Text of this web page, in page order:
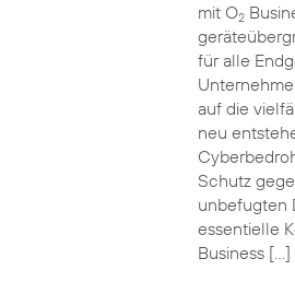
mit O2
für alle
auf die
neu
Schutz
unbefugten
essentielle
Business […]